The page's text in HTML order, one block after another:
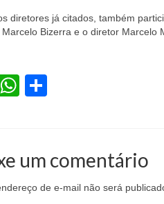
diretores já citados, também
Marcelo Bizerra e o diretor Marcelo
Facebook
WhatsApp
um comentário
de e-mail não será